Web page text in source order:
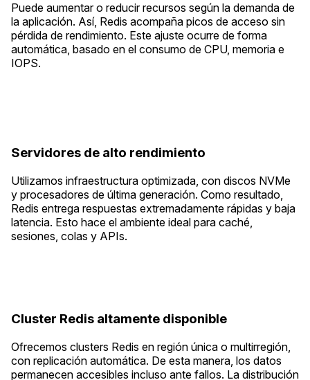
Puede aumentar o reducir recursos según la demanda de
la aplicación. Así, Redis acompaña picos de acceso sin
pérdida de rendimiento. Este ajuste ocurre de forma
automática, basado en el consumo de CPU, memoria e
IOPS.
Servidores de alto rendimiento
Utilizamos infraestructura optimizada, con discos NVMe
y procesadores de última generación. Como resultado,
Redis entrega respuestas extremadamente rápidas y baja
latencia. Esto hace el ambiente ideal para caché,
sesiones, colas y APIs.
Cluster Redis altamente disponible
Ofrecemos clusters Redis en región única o multirregión,
con replicación automática. De esta manera, los datos
permanecen accesibles incluso ante fallos. La distribución